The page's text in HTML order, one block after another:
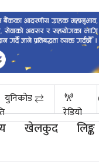
युनिकोड ⇄
रेडियो
खेलकुद लिङ्क